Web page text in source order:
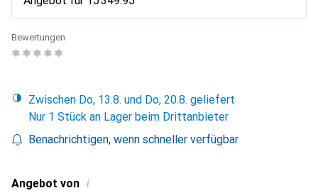
Bewertungen
Zwischen Do, 13.8. und Do, 20.8. geliefert
Nur 1 Stück an Lager beim Drittanbieter
Benachrichtigen, wenn schneller verfügbar
Angebot von i